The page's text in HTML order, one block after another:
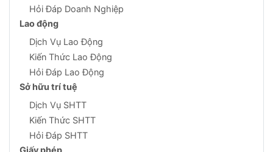
Hỏi Đáp Doanh Nghiệp
Lao động
Dịch Vụ Lao Động
Kiến Thức Lao Động
Hỏi Đáp Lao Động
Sở hữu trí tuệ
Dịch Vụ SHTT
Kiến Thức SHTT
Hỏi Đáp SHTT
Giấy phép